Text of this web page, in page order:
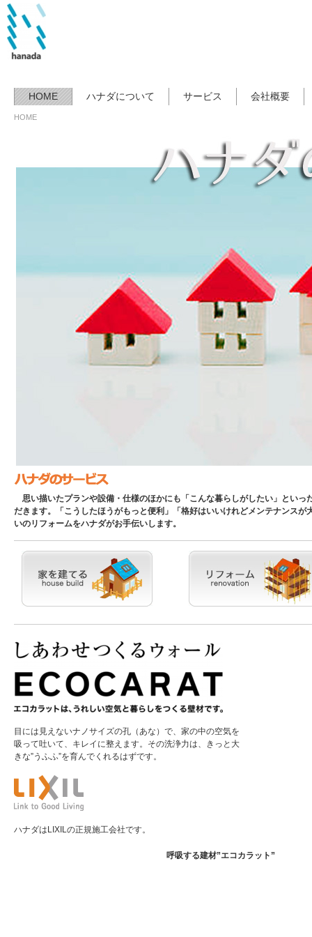
HOME ハナダについて サービス 会社概要
HOME
思い描いたプランや設備・仕様のほかにも「こんな暮らしがしたい」とい
だきます。「こうしたほうがもっと便利」「格好はいいけれどメンテナンス
いのリフォームをハナダがお手伝いします。
目には見えないナノサイズの孔（あな）で、家の中の空気を
吸って吐いて、キレイに整えます。その洗浄力は、きっと大
きな”うふふ”を育んでくれるはずです。
ハナダはLIXILの正規施工会社です。
呼吸する建材”エコカラット”